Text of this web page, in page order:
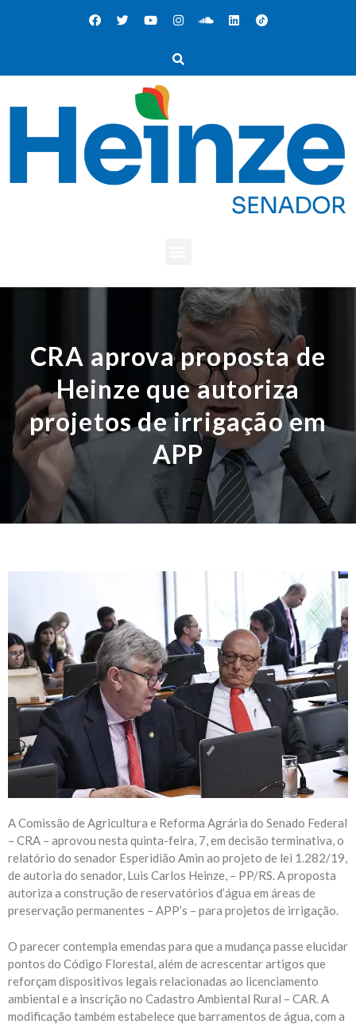
CRA aprova proposta de
Heinze que autoriza
projetos de irrigação em
APP
A Comissão de Agricultura e Reforma Agrária do Senado Federal
– CRA – aprovou nesta quinta-feira, 7, em decisão terminativa, o
relatório do senador Esperidião Amin ao projeto de lei 1.282/19,
de autoria do senador, Luis Carlos Heinze, – PP/RS. A proposta
autoriza a construção de reservatórios d’água em áreas de
preservação permanentes – APP’s – para projetos de irrigação.
O parecer contempla emendas para que a mudança passe elucidar
pontos do Código Florestal, além de acrescentar artigos que
reforçam dispositivos legais relacionadas ao licenciamento
ambiental e a inscrição no Cadastro Ambiental Rural – CAR. A
modificação também estabelece que barramentos de água, com a